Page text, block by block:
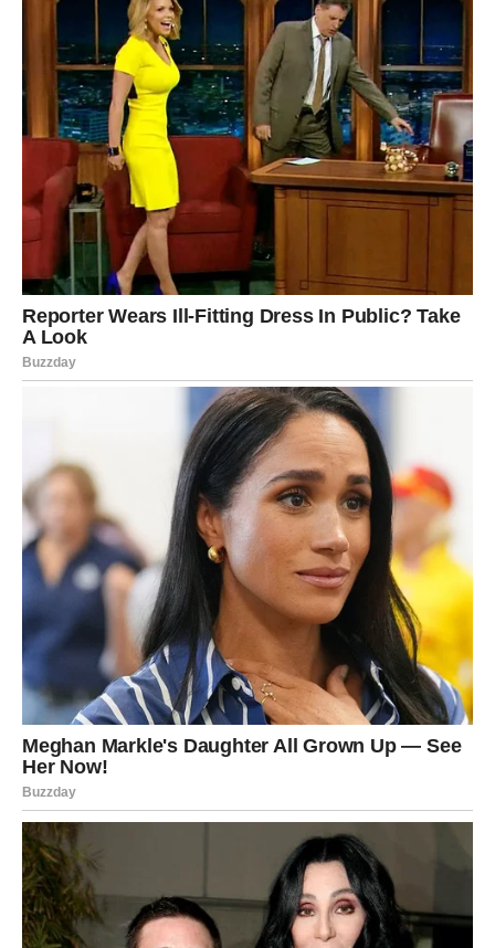
Strijelčevi, ova poruka nije slučajna.
Ona dolazi kao potvrda da ulazite u period tokom kojeg će
se mnoge stvari posložiti u vašu korist.
Blagoslov zvijezda dolazi kroz nove prilike, dobre ljude i
događaje koji vraćaju osmijeh na vaše lice.
Pred vama su dani kada ćete mnogo češće osjećati
zahvalnost nego brigu, mnogo češće radost nego
sumnju.
A ono što sada izgleda kao običan početak moglo bi se
pretvoriti u jedno od najsretnijih poglavlja vašeg života.